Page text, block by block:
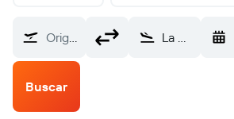
Origen La Plata (LPG)
Buscar